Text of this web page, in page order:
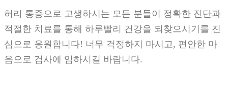
허리 통증으로 고생하시는 모든 분들이 정확한 진단과
적절한 치료를 통해 하루빨리 건강을 되찾으시기를 진
심으로 응원합니다! 너무 걱정하지 마시고, 편안한 마
음으로 검사에 임하시길 바랍니다.